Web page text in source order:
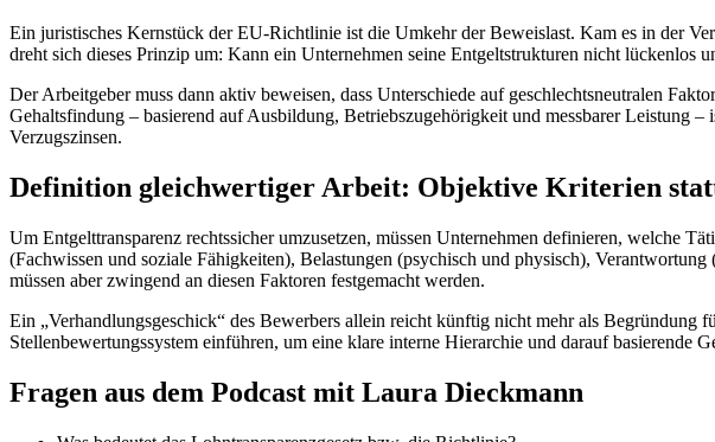
Ein juristisches Kernstück der EU-Richtlinie ist die Umkehr der Beweislast. Kam es in der
dreht sich dieses Prinzip um: Kann ein Unternehmen seine Entgeltstrukturen nicht
Der Arbeitgeber muss dann aktiv beweisen, dass Unterschiede auf geschlechtsneutralen
Gehaltsfindung – basierend auf Ausbildung, Betriebszugehörigkeit und messbarer Leistung
Verzugszinsen.
Definition gleichwertiger Arbeit: Objektive Kriterien
Um Entgelttransparenz rechtssicher umzusetzen, müssen Unternehmen definieren, welche
(Fachwissen und soziale Fähigkeiten), Belastungen (psychisch und physisch),
müssen aber zwingend an diesen Faktoren festgemacht werden.
Ein „Verhandlungsgeschick“ des Bewerbers allein reicht künftig nicht mehr als Begründung
Stellenbewertungssystem einführen, um eine klare interne Hierarchie und darauf basierende
Fragen aus dem Podcast mit Laura Dieckmann